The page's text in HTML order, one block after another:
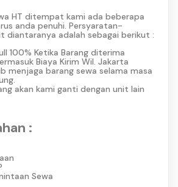
HT ditempat kami ada beberapa
anda penuhi. Persyaratan-
diantaranya adalah sebagai berikut :
100% Ketika Barang diterima
Biaya Kirim Wil. Jakarta
menjaga barang sewa selama masa
akan kami ganti dengan unit lain
:
Sewa